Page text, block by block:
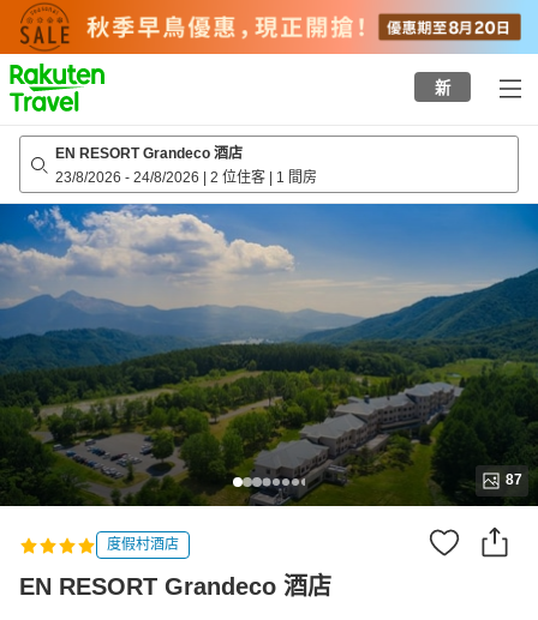
to
top
page
新
EN RESORT Grandeco 酒店
23/8/2026 - 24/8/2026 | 2 位住客 | 1 間房
87
度假村酒店
EN RESORT Grandeco 酒店